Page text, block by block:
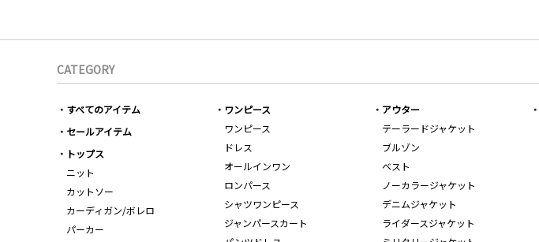
CATEGORY
すべてのアイテム
セールアイテム
トップス
ニット
カットソー
カーディガン/ボレロ
パーカー
ワンピース
ワンピース
ドレス
オールインワン
ロンパース
シャツワンピース
ジャンパースカート
アウター
テーラードジャケット
ブルゾン
ベスト
ノーカラージャケット
デニムジャケット
ライダースジャケット